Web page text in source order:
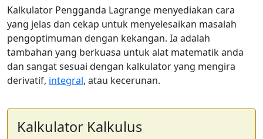
Kalkulator Pengganda Lagrange menyediakan cara
yang jelas dan cekap untuk menyelesaikan masalah
pengoptimuman dengan kekangan. Ia adalah
tambahan yang berkuasa untuk alat matematik anda
dan sangat sesuai dengan kalkulator yang mengira
derivatif, integral, atau kecerunan.
Kalkulator Kalkulus